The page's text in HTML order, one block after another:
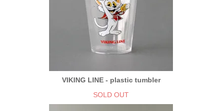
VIKING LINE - plastic tumbler
SOLD OUT